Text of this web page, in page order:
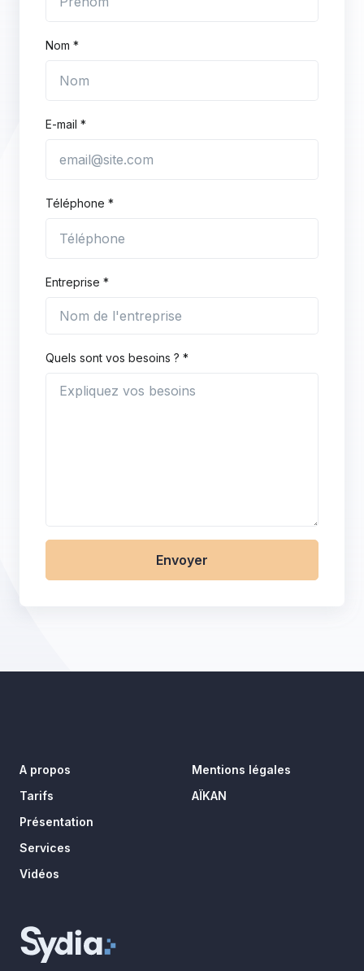
Nom *
E-mail *
Téléphone *
Entreprise *
Quels sont vos besoins ? *
Envoyer
A propos
Tarifs
Présentation
Services
Vidéos
Mentions légales
AÏKAN